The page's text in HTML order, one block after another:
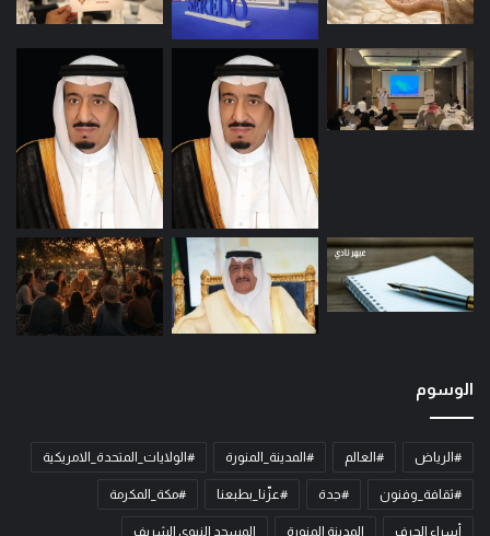
الوسوم
#الرياض #العالم #المدينة_المنورة #الولايات_المتحدة_الامريكية
#ثقافة_وفنون #جدة #عزّنا_بطبعنا #مكة_المكرمة
أسراء الحرف المدينة المنورة المسجد النبوي الشريف